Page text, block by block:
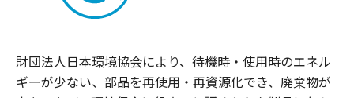
財団法人日本環境協会により、待機時・使用時のエネル
ギーが少ない、部品を再使用・再資源化でき、廃棄物が